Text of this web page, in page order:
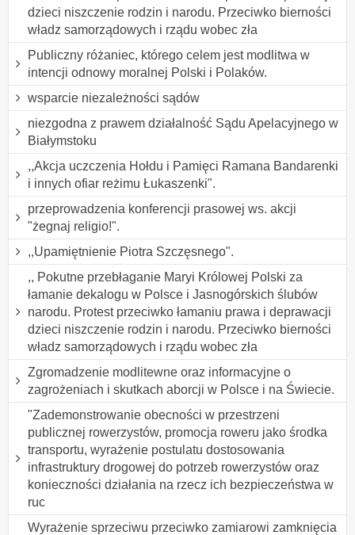
dzieci niszczenie rodzin i narodu. Przeciwko bierności
władz samorządowych i rządu wobec zła
Publiczny różaniec, którego celem jest modlitwa w
intencji odnowy moralnej Polski i Polaków.
wsparcie niezależności sądów
niezgodna z prawem działalność Sądu Apelacyjnego w
Białymstoku
,,Akcja uczczenia Hołdu i Pamięci Ramana Bandarenki
i innych ofiar reżimu Łukaszenki".
przeprowadzenia konferencji prasowej ws. akcji
"żegnaj religio!".
,,Upamiętnienie Piotra Szczęsnego".
,, Pokutne przebłaganie Maryi Królowej Polski za
łamanie dekalogu w Polsce i Jasnogórskich ślubów
narodu. Protest przeciwko łamaniu prawa i deprawacji
dzieci niszczenie rodzin i narodu. Przeciwko bierności
władz samorządowych i rządu wobec zła
Zgromadzenie modlitewne oraz informacyjne o
zagrożeniach i skutkach aborcji w Polsce i na Świecie.
"Zademonstrowanie obecności w przestrzeni
publicznej rowerzystów, promocja roweru jako środka
transportu, wyrażenie postulatu dostosowania
infrastruktury drogowej do potrzeb rowerzystów oraz
konieczności działania na rzecz ich bezpieczeństwa w
ruc
Wyrażenie sprzeciwu przeciwko zamiarowi zamknięcia